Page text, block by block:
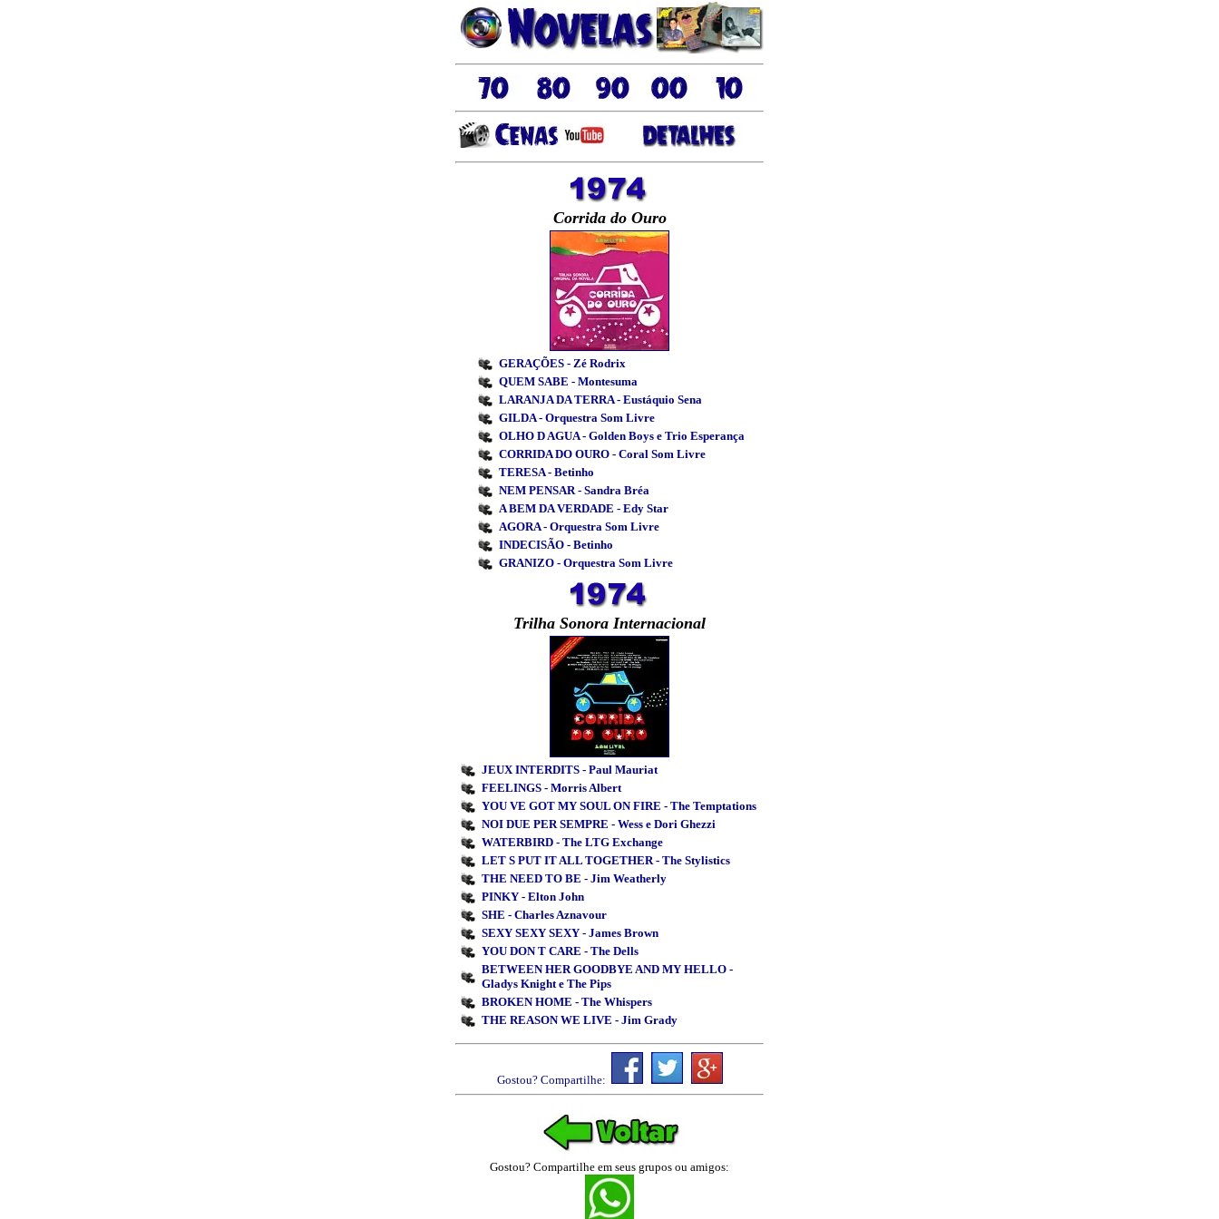
Corrida do Ouro
GERAÇÕES - Zé Rodrix
QUEM SABE - Montesuma
LARANJA DA TERRA - Eustáquio Sena
GILDA - Orquestra Som Livre
OLHO D AGUA - Golden Boys e Trio Esperança
CORRIDA DO OURO - Coral Som Livre
TERESA - Betinho
NEM PENSAR - Sandra Bréa
A BEM DA VERDADE - Edy Star
AGORA - Orquestra Som Livre
INDECISÃO - Betinho
GRANIZO - Orquestra Som Livre
Trilha Sonora Internacional
JEUX INTERDITS - Paul Mauriat
FEELINGS - Morris Albert
YOU VE GOT MY SOUL ON FIRE - The Temptations
NOI DUE PER SEMPRE - Wess e Dori Ghezzi
WATERBIRD - The LTG Exchange
LET S PUT IT ALL TOGETHER - The Stylistics
THE NEED TO BE - Jim Weatherly
PINKY - Elton John
SHE - Charles Aznavour
SEXY SEXY SEXY - James Brown
YOU DON T CARE - The Dells
BETWEEN HER GOODBYE AND MY HELLO -
Gladys Knight e The Pips
BROKEN HOME - The Whispers
THE REASON WE LIVE - Jim Grady
Gostou? Compartilhe:
Gostou? Compartilhe em seus grupos ou amigos: